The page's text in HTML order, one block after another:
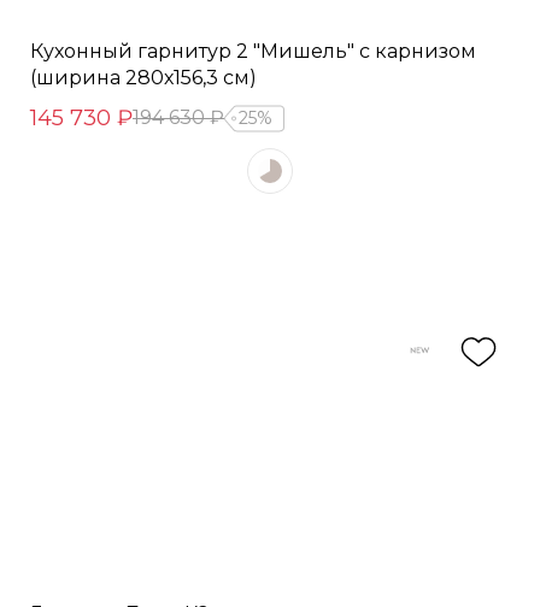
Кухонный гарнитур 2 "Мишель" с карнизом
(ширина 280х156,3 см)
145 730 ₽194 630 ₽ 25%